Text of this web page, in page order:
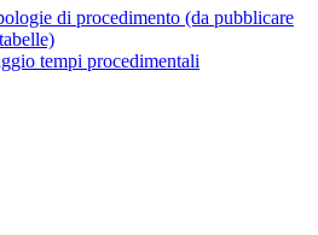
di procedimento (da pubblicare
tempi procedimentali